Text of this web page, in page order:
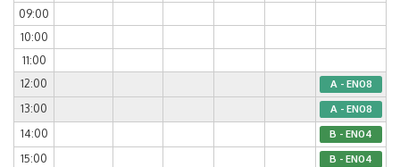
09:00
10:00
11:00
12:00
A - EN08
13:00 A - EN08
14:00 B - EN04
15:00 B - EN04